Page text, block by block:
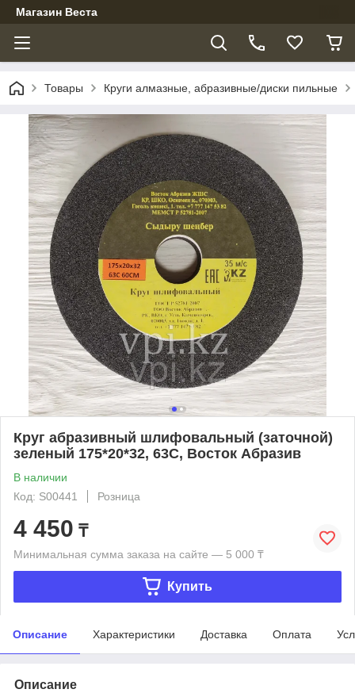
Магазин Веста
Товары Круги алмазные, абразивные/диски пильные
Круг абразивный шлифовальный (заточной)
зеленый 175*20*32, 63C, Восток Абразив
В наличии
Код: S00441
Розница
4 450 ₸
Минимальная сумма заказа на сайте — 5 000 ₸
Купить
Описание Характеристики Доставка Оплата
Описание